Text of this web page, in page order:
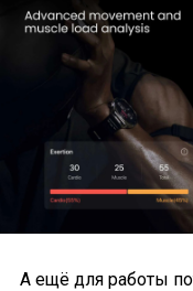
А ещё для работы